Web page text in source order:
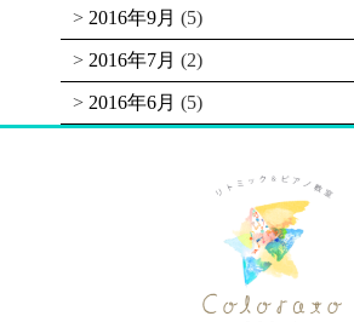
2016年9月 (5)
2016年7月 (2)
2016年6月 (5)